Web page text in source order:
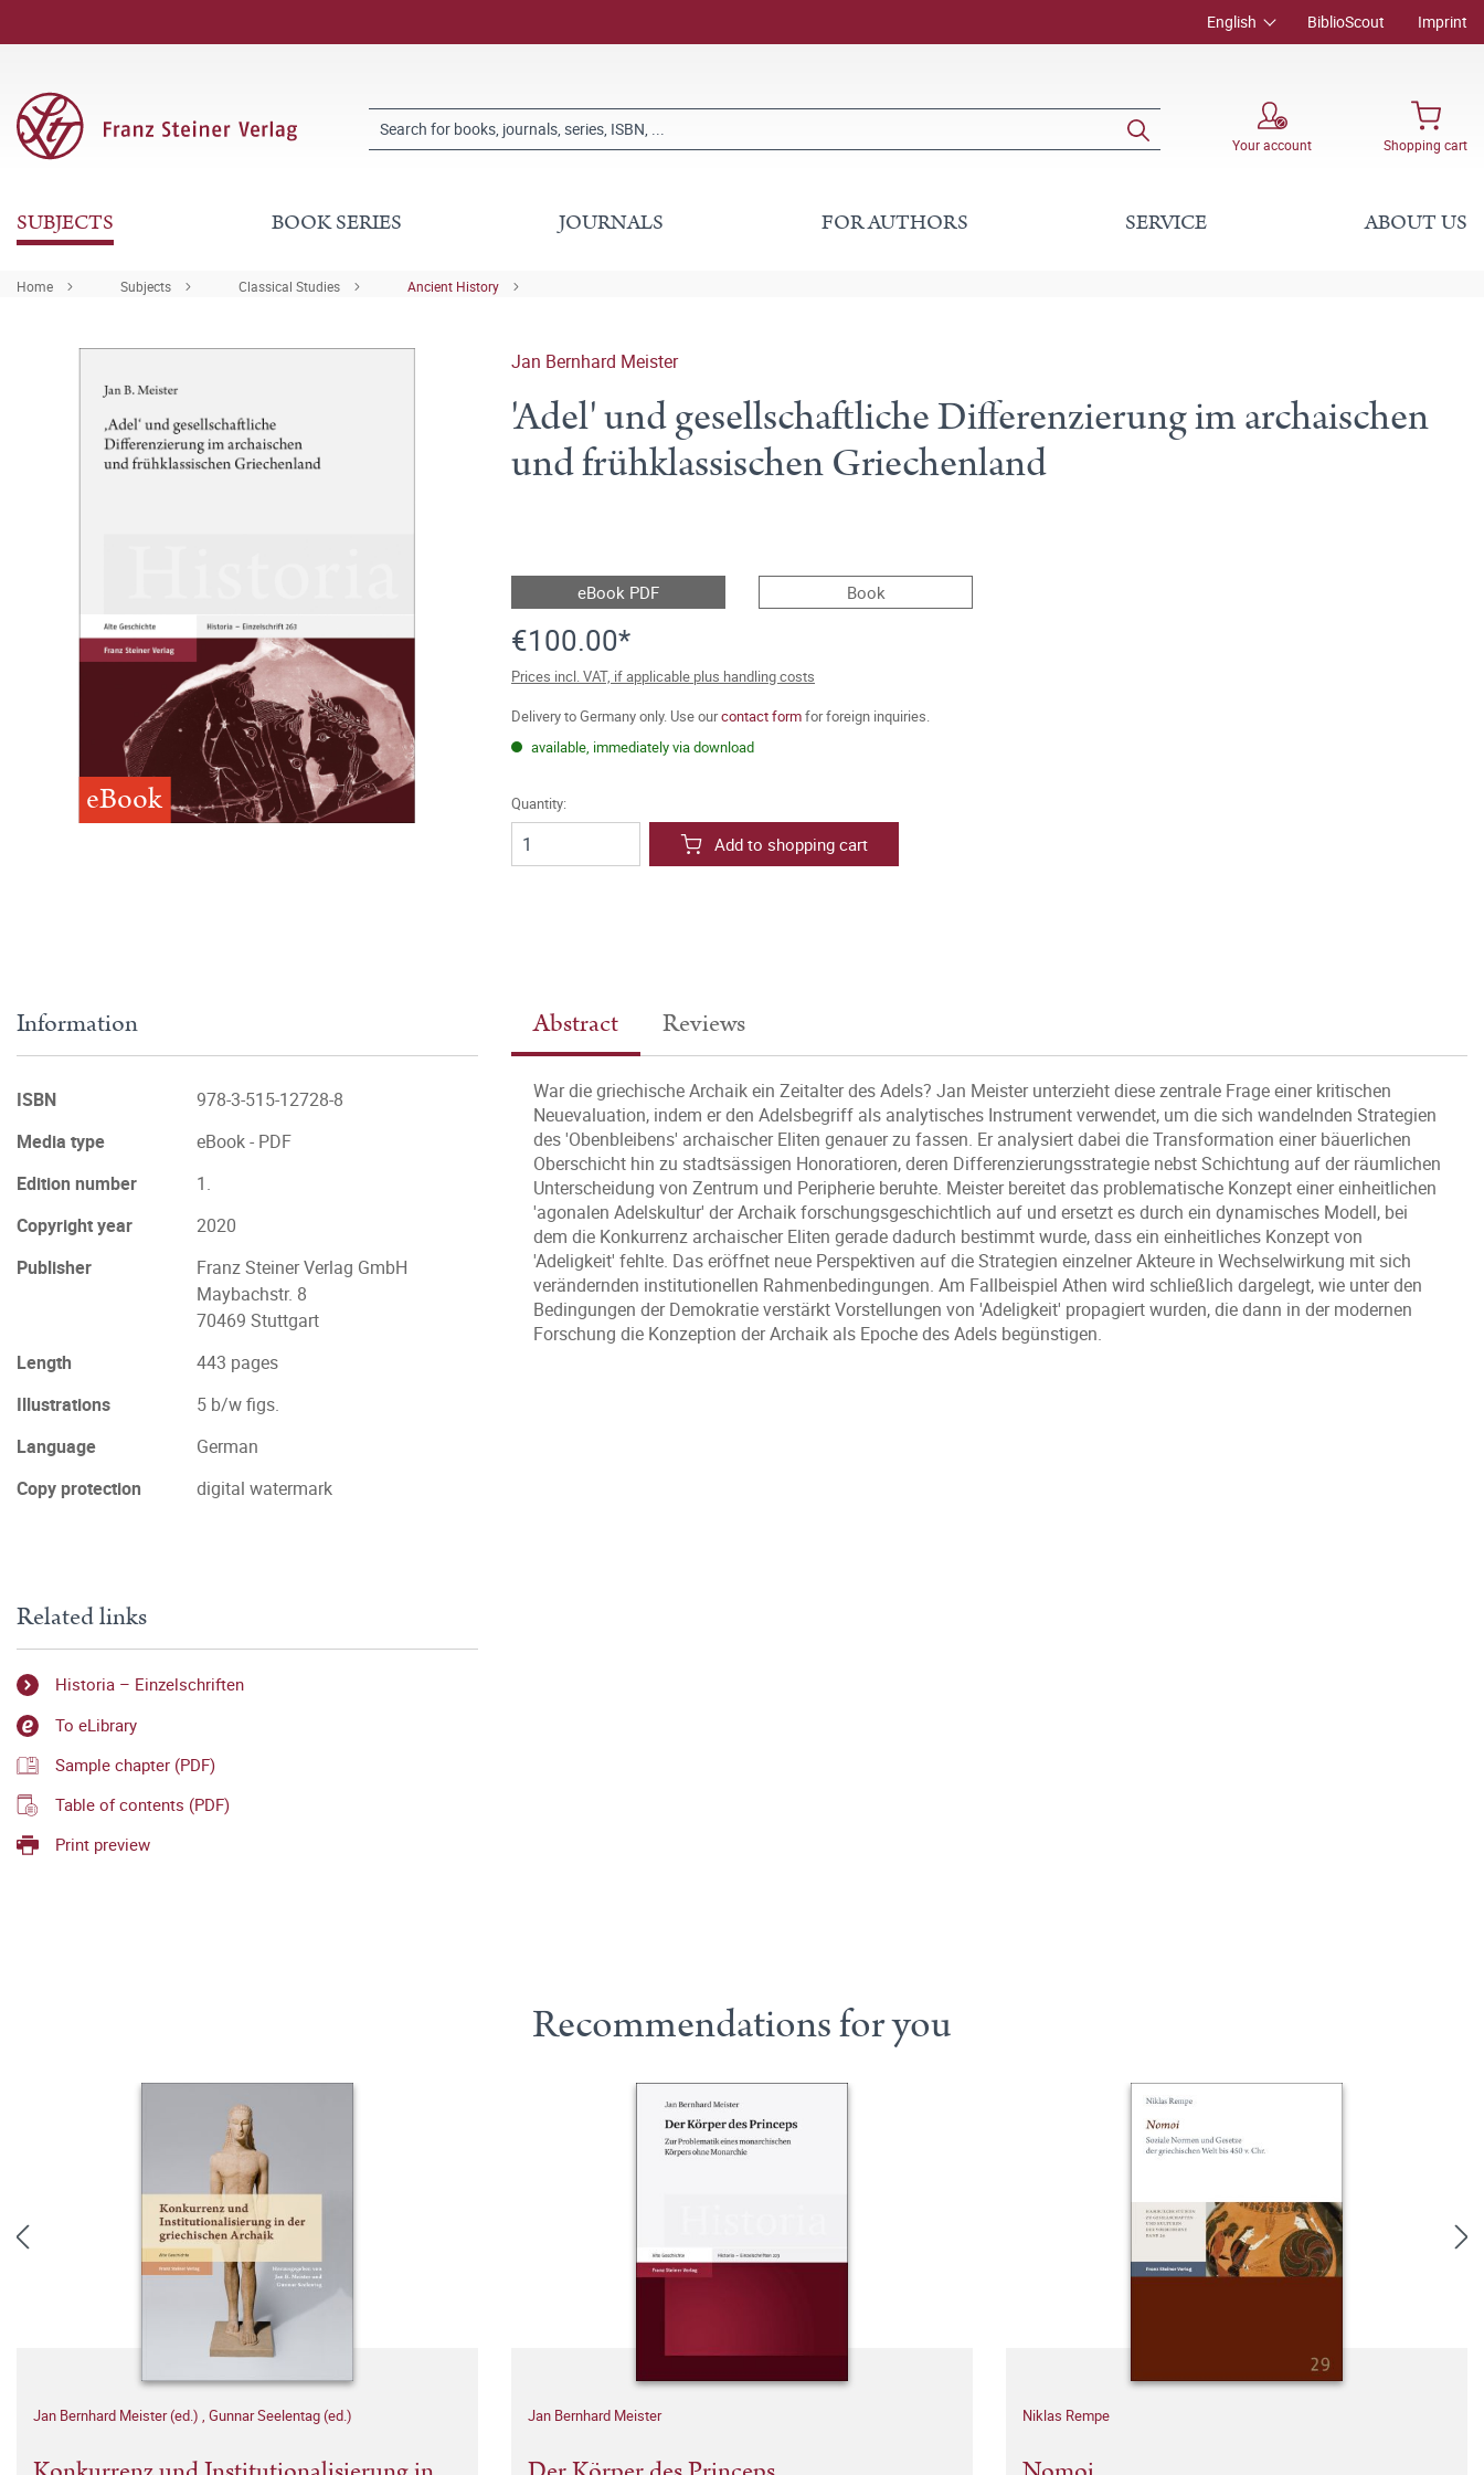
English BiblioScout Imprint
Your account Shopping cart
SUBJECTS BOOK SERIES JOURNALS FOR AUTHORS SERVICE ABOUT US
Home Subjects Classical Studies Ancient History
eBook
Jan Bernhard Meister
'Adel' und gesellschaftliche Differenzierung im archaischen
und frühklassischen Griechenland
eBook PDF Book
€100.00*
Prices incl. VAT, if applicable plus handling costs
Delivery to Germany only. Use ourcontact formfor foreign inquiries.
available, immediately via download
Quantity:
Add to shopping cart
Abstract Reviews
War die griechische Archaik ein Zeitalter des Adels? Jan Meister unterzieht diese zentrale Frage einer kritischen
Neuevaluation, indem er den Adelsbegriff als analytisches Instrument verwendet, um die sich wandelnden Strategien
des 'Obenbleibens' archaischer Eliten genauer zu fassen. Er analysiert dabei die Transformation einer bäuerlichen
Oberschicht hin zu stadtsässigen Honoratioren, deren Differenzierungsstrategie nebst Schichtung auf der räumlichen
Unterscheidung von Zentrum und Peripherie beruhte. Meister bereitet das problematische Konzept einer einheitlichen
'agonalen Adelskultur' der Archaik forschungsgeschichtlich auf und ersetzt es durch ein dynamisches Modell, bei
dem die Konkurrenz archaischer Eliten gerade dadurch bestimmt wurde, dass ein einheitliches Konzept von
'Adeligkeit' fehlte. Das eröffnet neue Perspektiven auf die Strategien einzelner Akteure in Wechselwirkung mit sich
verändernden institutionellen Rahmenbedingungen. Am Fallbeispiel Athen wird schließlich dargelegt, wie unter den
Bedingungen der Demokratie verstärkt Vorstellungen von 'Adeligkeit' propagiert wurden, die dann in der modernen
Forschung die Konzeption der Archaik als Epoche des Adels begünstigen.
Information
ISBN
978-3-515-12728-8
Media type
eBook - PDF
Edition number
1.
Copyright year
2020
Publisher
Franz Steiner Verlag GmbH
Maybachstr. 8
70469 Stuttgart
Length
443 pages
Illustrations
5 b/w figs.
Language
German
Copy protection
digital watermark
Related links
Historia – Einzelschriften
To eLibrary
Sample chapter (PDF)
Table of contents (PDF)
Print preview
Recommendations for you
Jan Bernhard Meister (ed.) , Gunnar Seelentag (ed.) Jan Bernhard Meister Niklas Rempe